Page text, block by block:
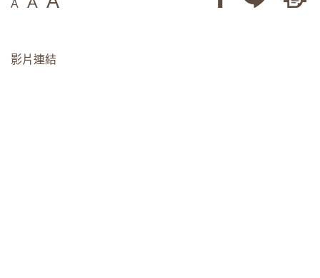
A
影片連結